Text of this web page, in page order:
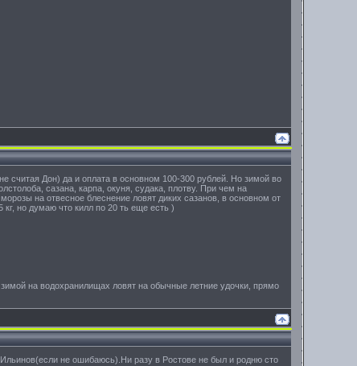
считая Дон) да и оплата в основном 100-300 рублей. Но зимой во
сазана, карпа, окуня, судака, плотву. При чем на
на отвесное блеснение ловят диких сазанов, в основном от
но думаю что килл по 20 ть еще есть )
на водохранилищах ловят на обычные летние удочки, прямо
не ошибаюсь).Ни разу в Ростове не был и родню сто